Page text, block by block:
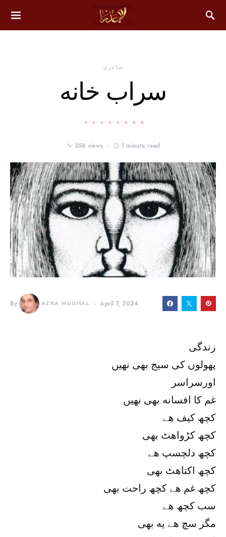
شاعری
سراب خانه
356 views 1 minute read
By AZRA MUGHAL April 7, 2024
زندگی
پھولوں کی سیج بھی نهیں
اورسراسر
غم کا افسانه بھی نهیں
کچھ کیف هے
کچھ کڑواهٹ بھی
کچھ دلچسپ هے
کچھ اکتاهٹ بھی
کچھ غم هے کچھ راحت بھی
سب کچھ هے
مگر سچ هے یه بھی